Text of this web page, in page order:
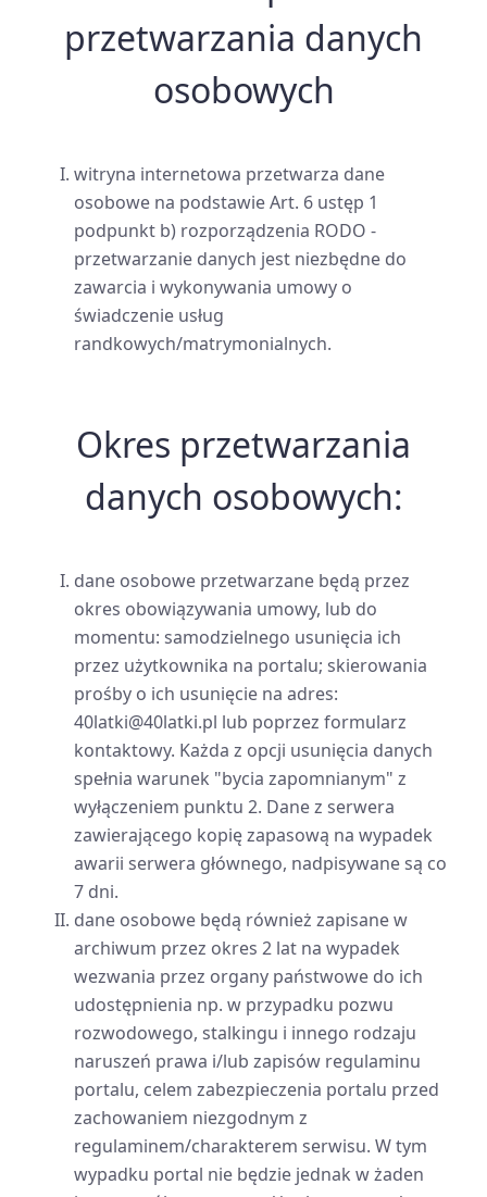
przetwarzania danych
osobowych
witryna internetowa przetwarza dane
osobowe na podstawie Art. 6 ustęp 1
podpunkt b) rozporządzenia RODO -
przetwarzanie danych jest niezbędne do
zawarcia i wykonywania umowy o
świadczenie usług
randkowych/matrymonialnych.
Okres przetwarzania
danych osobowych:
dane osobowe przetwarzane będą przez
okres obowiązywania umowy, lub do
momentu: samodzielnego usunięcia ich
przez użytkownika na portalu; skierowania
prośby o ich usunięcie na adres:
40latki@40latki.pl lub poprzez formularz
kontaktowy. Każda z opcji usunięcia danych
spełnia warunek "bycia zapomnianym" z
wyłączeniem punktu 2. Dane z serwera
zawierającego kopię zapasową na wypadek
awarii serwera głównego, nadpisywane są co
7 dni.
dane osobowe będą również zapisane w
archiwum przez okres 2 lat na wypadek
wezwania przez organy państwowe do ich
udostępnienia np. w przypadku pozwu
rozwodowego, stalkingu i innego rodzaju
naruszeń prawa i/lub zapisów regulaminu
portalu, celem zabezpieczenia portalu przed
zachowaniem niezgodnym z
regulaminem/charakterem serwisu. W tym
wypadku portal nie będzie jednak w żaden